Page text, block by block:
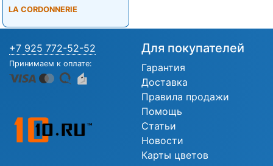
LA CORDONNERIE
+7 925 772-52-52
Принимаем к оплате:
Для покупателей
Гарантия
Доставка
Правила продажи
Помощь
Статьи
Новости
Карты цветов